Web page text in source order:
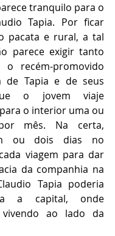
tranquilo para o
Tapia. Por ficar
pacata e rural, a tal
parece exigir tanto
recém-promovido
de Tapia e de seus
o jovem viaje
o interior uma ou
mês. Na certa,
ou dois dias no
viagem para dar
da companhia na
Tapia poderia
a capital, onde
vivendo ao lado da